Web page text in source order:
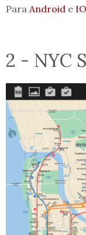
Para Android e
2 - NYC